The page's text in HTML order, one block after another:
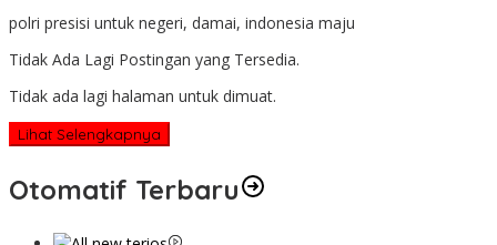
polri presisi untuk negeri, damai, indonesia maju
Tidak Ada Lagi Postingan yang Tersedia.
Tidak ada lagi halaman untuk dimuat.
Lihat Selengkapnya
Otomatif Terbaru